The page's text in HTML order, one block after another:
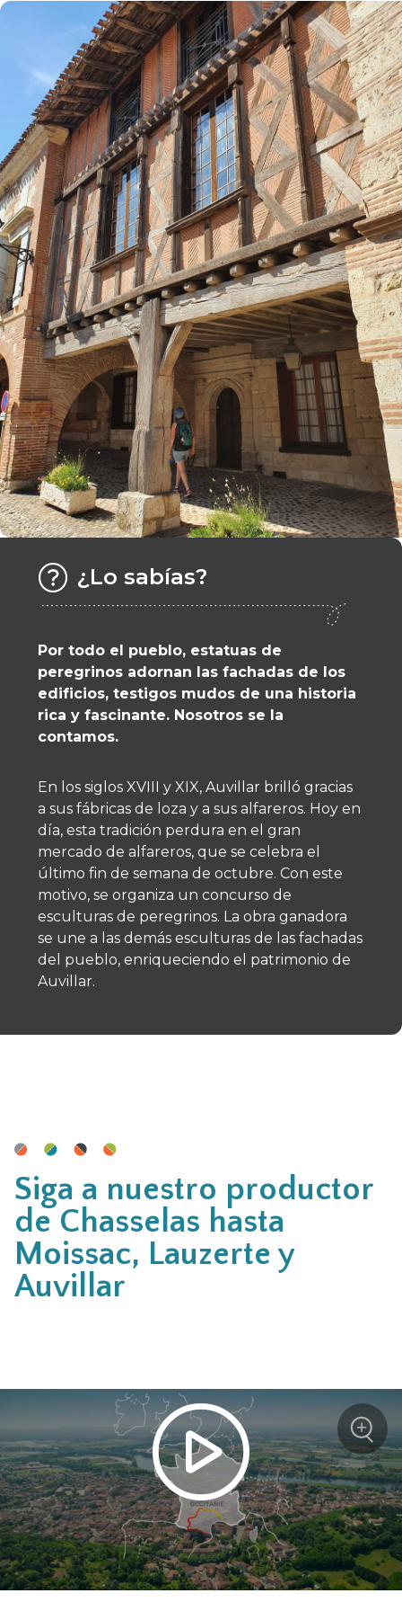
¿Lo sabías?
Por todo el pueblo, estatuas de
peregrinos adornan las fachadas de los
edificios, testigos mudos de una historia
rica y fascinante. Nosotros se la
contamos.
En los siglos XVIII y XIX, Auvillar brilló gracias
a sus fábricas de loza y a sus alfareros. Hoy en
día, esta tradición perdura en el gran
mercado de alfareros, que se celebra el
último fin de semana de octubre. Con este
motivo, se organiza un concurso de
esculturas de peregrinos. La obra ganadora
se une a las demás esculturas de las fachadas
del pueblo, enriqueciendo el patrimonio de
Auvillar.
Siga a nuestro productor
de Chasselas hasta
Moissac, Lauzerte y
Auvillar
Zoom
+